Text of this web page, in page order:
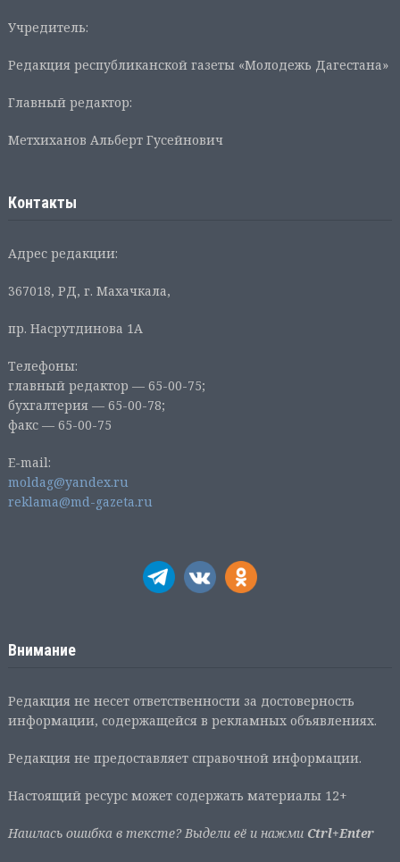
Учредитель:
Редакция республиканской газеты «Молодежь Дагестана»
Главный редактор:
Метхиханов Альберт Гусейнович
Контакты
Адрес редакции:
367018, РД, г. Махачкала,
пр. Насрутдинова 1А
Телефоны:
главный редактор — 65-00-75;
бухгалтерия — 65-00-78;
факс — 65-00-75
E-mail:
moldag@yandex.ru
reklama@md-gazeta.ru
Внимание
Редакция не несет ответственности за достоверность
информации, содержащейся в рекламных объявлениях.
Редакция не предоставляет справочной информации.
Настоящий ресурс может содержать материалы 12+
Нашлась ошибка в тексте? Выдели её и нажми Ctrl+Enter